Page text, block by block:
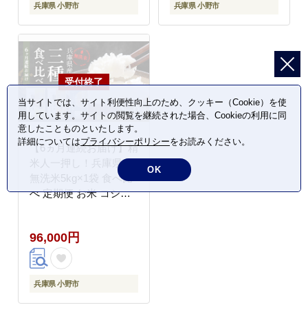
兵庫県 小野市 兵庫県 小野市
【6ヵ月連続お届け】精
米人一押し！兵庫県産
無洗米5kg×1袋 食べ比
べ 定期便 お米 コシヒ
96,000円
兵庫県 小野市
当サイトでは、サイト利便性向上のため、クッキー（Cookie）を使
用しています。サイトの閲覧を継続された場合、Cookieの利用に同
意したことものといたします。
詳細についてはプライバシーポリシーをお読みください。
OK